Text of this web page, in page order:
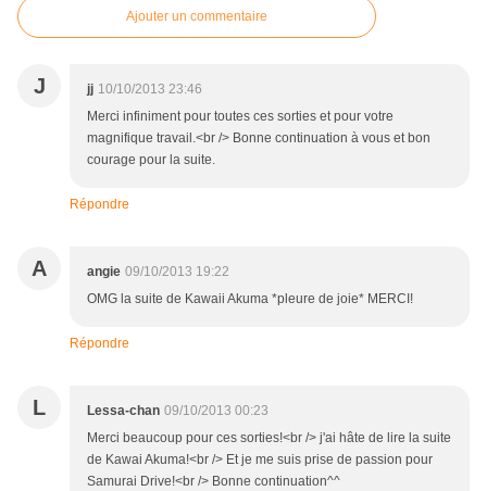
Ajouter un commentaire
J jj 10/10/2013 23:46
Merci infiniment pour toutes ces sorties et pour votre
magnifique travail.<br /> Bonne continuation à vous et bon
courage pour la suite.
Répondre
A angie 09/10/2013 19:22
OMG la suite de Kawaii Akuma *pleure de joie* MERCI!
Répondre
L Lessa-chan 09/10/2013 00:23
Merci beaucoup pour ces sorties!<br /> j'ai hâte de lire la suite
de Kawai Akuma!<br /> Et je me suis prise de passion pour
Samurai Drive!<br /> Bonne continuation^^